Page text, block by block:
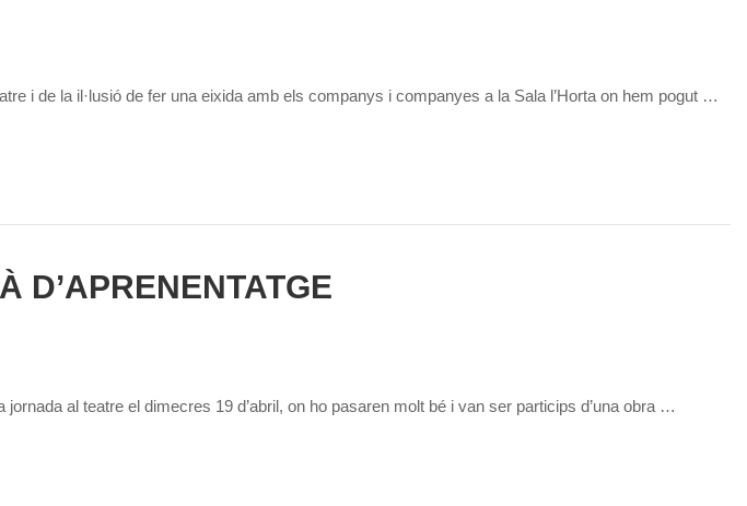
i de la il·lusió de fer una eixida amb els companys i companyes a la Sala l’Horta on hem pogut …
D’APRENENTATGE
al teatre el dimecres 19 d’abril, on ho pasaren molt bé i van ser particips d’una obra …